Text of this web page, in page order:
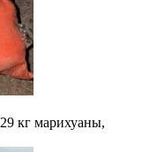
кг марихуаны,